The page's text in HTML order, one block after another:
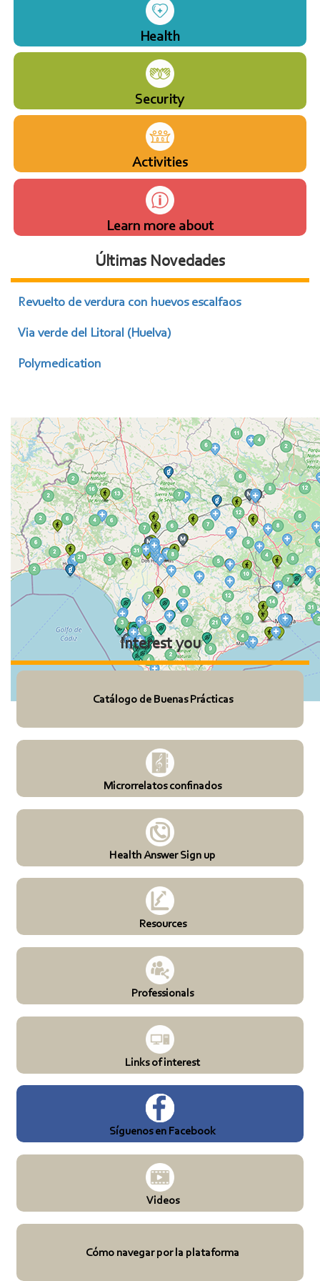
Health
Security
Activities
Learn more about
Últimas Novedades
Revuelto de verdura con huevos escalfaos
Via verde del Litoral (Huelva)
Polymedication
Interest you
Catálogo de Buenas Prácticas
Microrrelatos confinados
Health Answer Sign up
Resources
Professionals
Links of interest
Síguenos en Facebook
Videos
Cómo navegar por la plataforma